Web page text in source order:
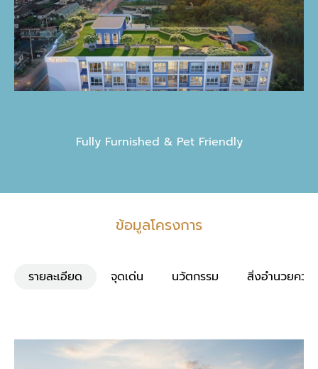
Fully Furnished & Pet Friendly
ข้อมูลโครงการ
รายละเอียด จุดเด่น นวัตกรรม สิ่งอำนวยควา